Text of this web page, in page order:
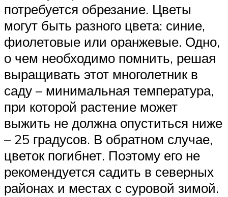
потребуется обрезание. Цветы
могут быть разного цвета: синие,
фиолетовые или оранжевые. Одно,
о чем необходимо помнить, решая
выращивать этот многолетник в
саду – минимальная температура,
при которой растение может
выжить не должна опуститься ниже
– 25 градусов. В обратном случае,
цветок погибнет. Поэтому его не
рекомендуется садить в северных
районах и местах с суровой зимой.